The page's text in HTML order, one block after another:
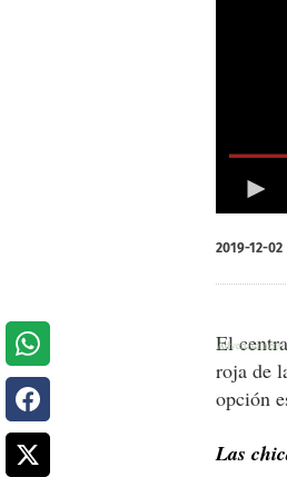
of
6
2019-12-02
El
roja de
opción
Las